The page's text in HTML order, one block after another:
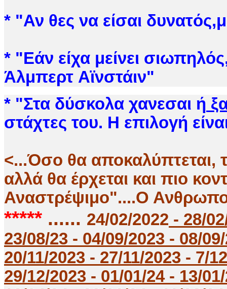
* "Αν θες να είσαι
* "Εάν είχα μείνει
Άλμπερτ Αϊνστάιν"
* "Στα δύσκολα χανεσαι ή
στάχτες του. Η επιλογή
<...Όσο θα αποκαλύπτεται,
αλλά θα έρχεται και πιο
Αναστρέψιμο"....Ο
***** ...... 24/02/2022 - 28/
23/08/23 - 04/09/2023 - 08/
20/11/2023 - 27/11/2023 - 7/
29/12/2023 - 01/01/24 - 13/